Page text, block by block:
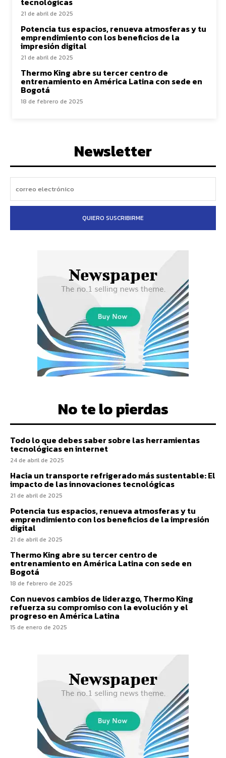
21 de abril de 2025
Potencia tus espacios, renueva atmosferas y tu
emprendimiento con los beneficios de la
impresión digital
21 de abril de 2025
Thermo King abre su tercer centro de
entrenamiento en América Latina con sede en
Bogotá
18 de febrero de 2025
Newsletter
QUIERO SUSCRIBIRME
No te lo pierdas
Todo lo que debes saber sobre las herramientas
tecnológicas en internet
24 de abril de 2025
Hacia un transporte refrigerado más sustentable: El
impacto de las innovaciones tecnológicas
21 de abril de 2025
Potencia tus espacios, renueva atmosferas y tu
emprendimiento con los beneficios de la impresión
digital
21 de abril de 2025
Thermo King abre su tercer centro de
entrenamiento en América Latina con sede en
Bogotá
18 de febrero de 2025
Con nuevos cambios de liderazgo, Thermo King
refuerza su compromiso con la evolución y el
progreso en América Latina
15 de enero de 2025